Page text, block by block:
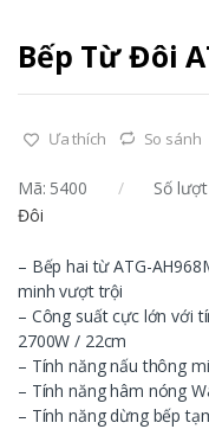
Bếp Từ Đôi
Ưa thích So sánh
Mã: 5400 Số
Đôi
– Bếp hai từ ATG-
minh vượt trội
– Công suất cực lớn với
2700W / 22cm
– Tính năng nấu thông
– Tính năng hâm nóng
– Tính năng dừng bếp